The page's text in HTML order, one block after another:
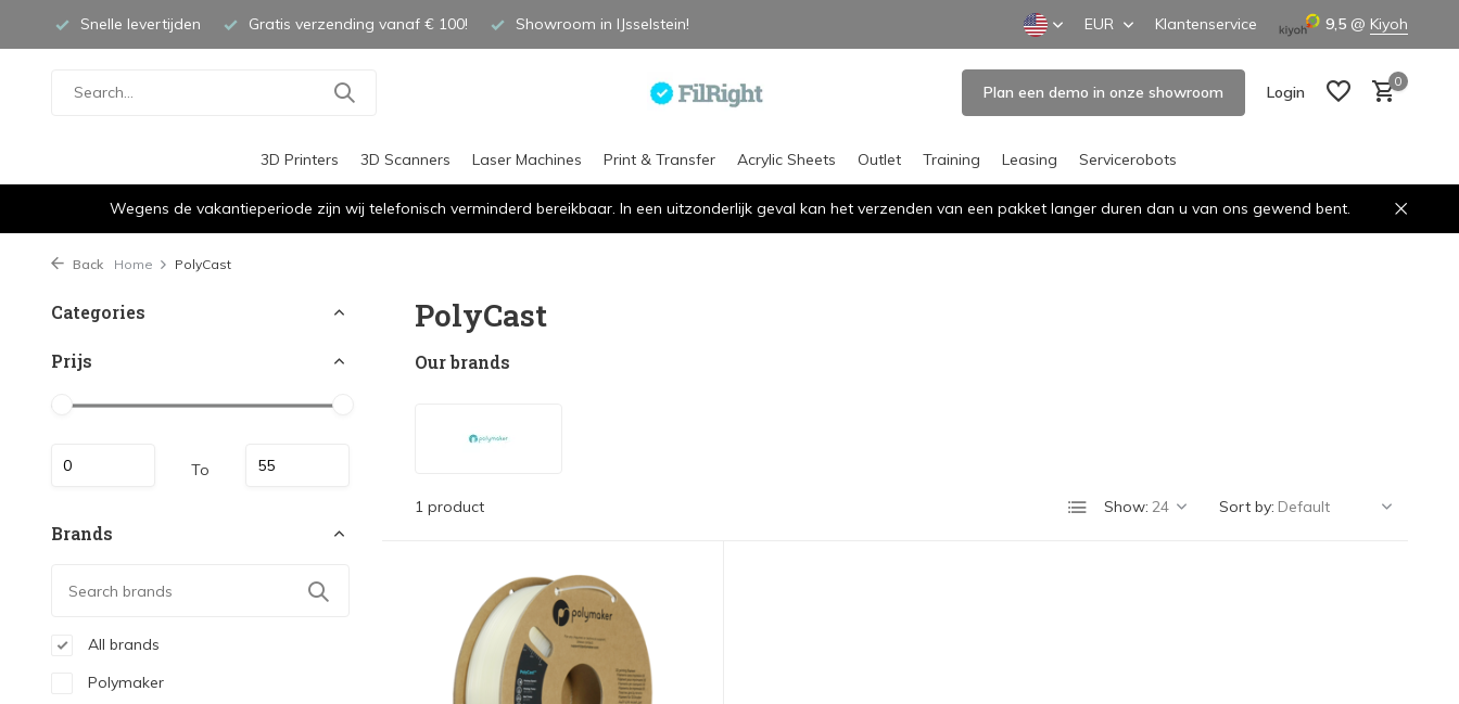
Snelle levertijden Gratis verzending vanaf € 100! Showroom in IJsselstein! EUR Klantenservice 9,5 @ Kiyoh
Plan een demo in onze showroom Login
0
3D Printers 3D Scanners Laser Machines Print & Transfer Acrylic Sheets Outlet Training Leasing Servicerobots
Wegens de vakantieperiode zijn wij telefonisch verminderd bereikbaar. In een uitzonderlijk geval kan het verzenden van een pakket langer duren dan u van ons gewend bent.
Back Home PolyCast
Categories
Prijs
To
Brands
All brands
Polymaker
PolyCast
Our brands
1 product Show: Sort by: